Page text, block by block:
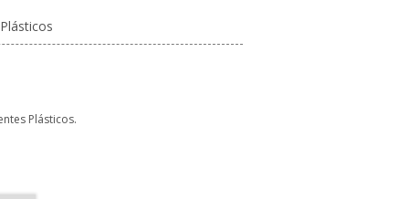
Plásticos.